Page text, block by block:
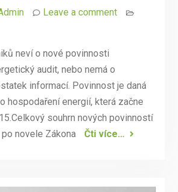
Leave a comment
neví o nové povinnosti
audit, nebo nemá o
informací. Povinnost je daná
hospodaření energií, která začne
souhrn nových povinností
novele Zákona
Čti více…